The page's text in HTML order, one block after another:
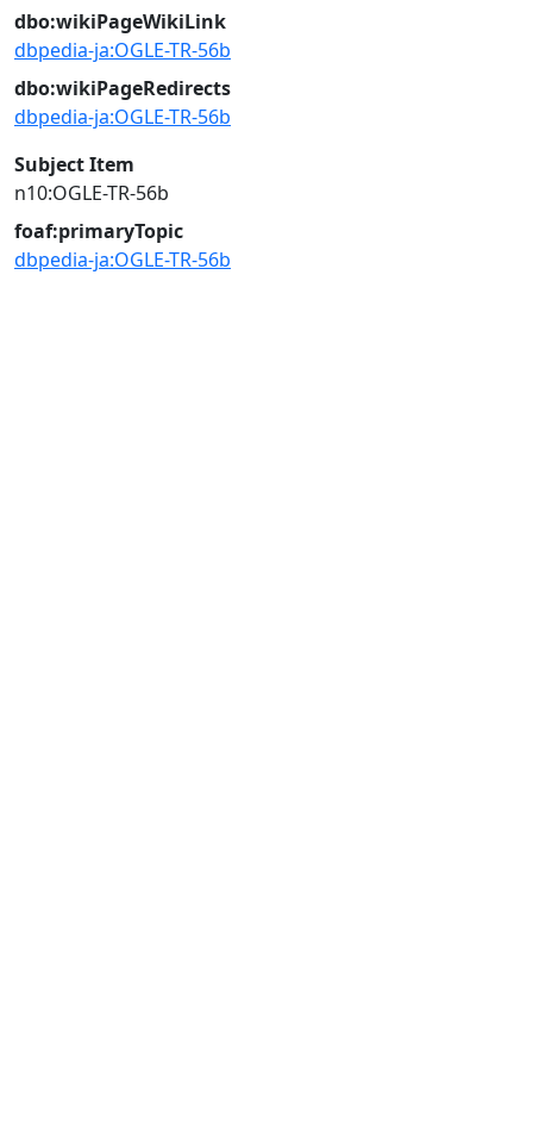
dbo:wikiPageWikiLink
dbpedia-ja:OGLE-TR-56b
dbo:wikiPageRedirects
dbpedia-ja:OGLE-TR-56b
Subject Item
n10:OGLE-TR-56b
foaf:primaryTopic
dbpedia-ja:OGLE-TR-56b